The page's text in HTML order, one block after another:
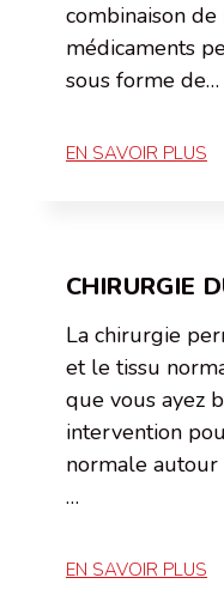
combinaison de
médicaments
sous forme de…
EN SAVOIR PLUS
CHIRURGIE
La chirurgie
et le tissu
que vous ayez
intervention
normale
…
EN SAVOIR PLUS